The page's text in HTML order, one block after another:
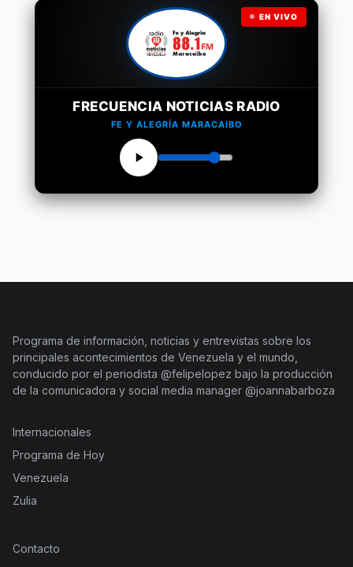
EN VIVO
FRECUENCIA NOTICIAS RADIO
FE Y ALEGRÍA MARACAIBO
Programa de información, noticias y entrevistas sobre los
principales acontecimientos de Venezuela y el mundo,
conducido por el periodista @felipelopez bajo la producción
de la comunicadora y social media manager @joannabarboza
Internacionales
Programa de Hoy
Venezuela
Zulia
Contacto